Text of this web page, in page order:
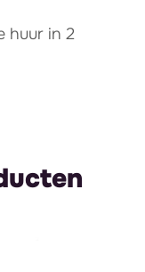
huur in 2